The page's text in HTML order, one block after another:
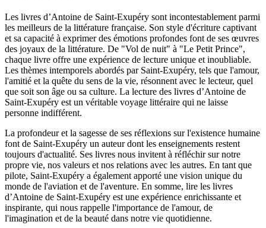
Les livres d’Antoine de Saint-Exupéry sont incontestablement parmi
les meilleurs de la littérature française. Son style d'écriture captivant
et sa capacité à exprimer des émotions profondes font de ses œuvres
des joyaux de la littérature. De "Vol de nuit" à "Le Petit Prince",
chaque livre offre une expérience de lecture unique et inoubliable.
Les thèmes intemporels abordés par Saint-Exupéry, tels que l'amour,
l'amitié et la quête du sens de la vie, résonnent avec le lecteur, quel
que soit son âge ou sa culture. La lecture des livres d’Antoine de
Saint-Exupéry est un véritable voyage littéraire qui ne laisse
personne indifférent.
La profondeur et la sagesse de ses réflexions sur l'existence humaine
font de Saint-Exupéry un auteur dont les enseignements restent
toujours d'actualité. Ses livres nous invitent à réfléchir sur notre
propre vie, nos valeurs et nos relations avec les autres. En tant que
pilote, Saint-Exupéry a également apporté une vision unique du
monde de l'aviation et de l'aventure. En somme, lire les livres
d’Antoine de Saint-Exupéry est une expérience enrichissante et
inspirante, qui nous rappelle l'importance de l'amour, de
l'imagination et de la beauté dans notre vie quotidienne.